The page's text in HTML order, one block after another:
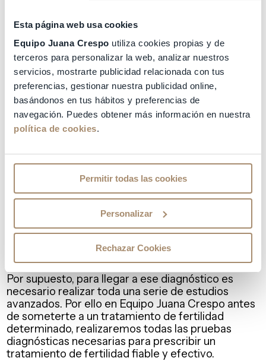
Esta página web usa cookies
Equipo Juana Crespo utiliza cookies propias y de
terceros para personalizar la web, analizar nuestros
servicios, mostrarte publicidad relacionada con tus
preferencias, gestionar nuestra publicidad online,
basándonos en tus hábitos y preferencias de
navegación. Puedes obtener más información en nuestra
política de cookies.
Permitir todas las cookies
Personalizar
Rechazar Cookies
cercanía y la claridad.
En la primera visita, nuestros especialistas dedican
el tiempo necesario a cada paciente. Estamos
especializados en casos muy complejos por lo que
es habitual que el ginecólogo responsable dedique
mucho tiempo al estudio de la paciente.
Evaluación de los tratamientos previos, si los ha
habido, exploración médica y ginecólogica en
profundidad, estudio de antecedentes, etc. Pero
también, cada uno de nuestros médicos dedican
mucho tiempo a explicar el diagnóstico y el
pacientes han entendido y resuelto todas sus
dudas en relación a su caso, finaliza la visita.
Tratamiento de fertilidad fiable
Existen diversas causas por las cuales es
Pueden ser desde patologías en el útero
ytrompas de Falopio, hasta infertilidad masculina.
Por supuesto, para llegar a ese diagnóstico es
necesario realizar toda una serie de estudios
avanzados. Por ello en Equipo Juana Crespo antes
de someterte a un tratamiento de fertilidad
determinado, realizaremos todas las pruebas
diagnósticas necesarias para prescribir un
tratamiento de fertilidad fiable y efectivo.